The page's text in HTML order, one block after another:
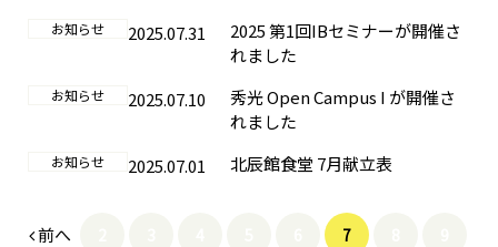
お知らせ 2025.07.31
2025 第1回IBセミナーが開催さ
れました
お知らせ 2025.07.10
秀光 Open Campus I が開催さ
れました
お知らせ 2025.07.01 北辰館食堂 7月献立表
前へ 7